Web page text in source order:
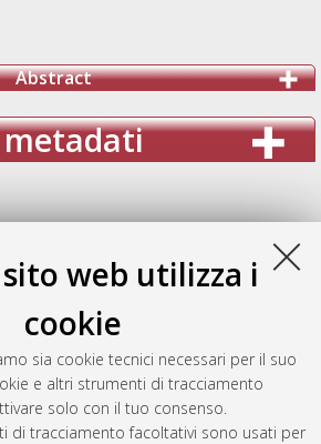
web utilizza i
cookie
sia cookie tecnici necessari per il suo
e altri strumenti di tracciamento
solo con il tuo consenso.
di tracciamento facoltativi sono usati per
Abstract